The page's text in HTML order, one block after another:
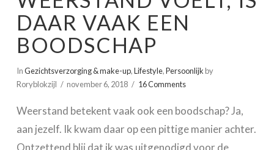
DAAR VAAK EEN
BOODSCHAP
InGezichtsverzorging & make-up,Lifestyle,Persoonlijk by
Roryblokzijl
november 6, 2018 16 Comments
Weerstand betekent vaak ook een boodschap? Ja,
aan jezelf. Ik kwam daar op een pittige manier achter.
Ontzettend blij dat ik was uitgenodigd voor de